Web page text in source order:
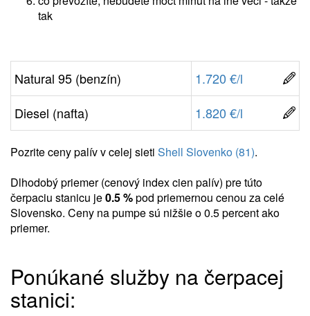
tak
Natural 95 (benzín)
1.720 €/l
Diesel (nafta)
1.820 €/l
Pozrite ceny palív v celej sieti Shell Slovenko (81).
Dlhodobý priemer (cenový index cien palív) pre túto
čerpaciu stanicu je0.5 %pod priemernou cenou za celé
Slovensko. Ceny na pumpe sú nižšie o 0.5 percent ako
priemer.
Ponúkané služby na čerpacej
stanici: